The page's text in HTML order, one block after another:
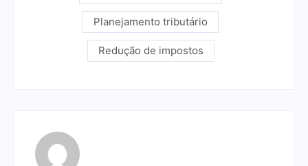
Planejamento tributário
Redução de impostos